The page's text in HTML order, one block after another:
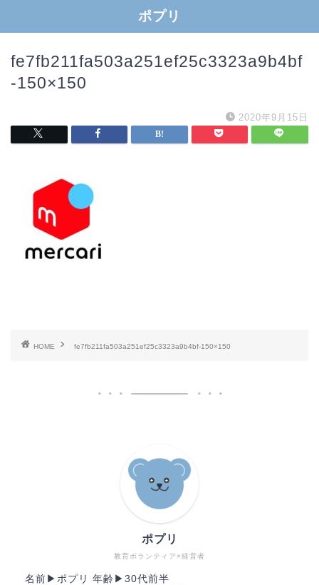
ポプリ
fe7fb211fa503a251ef25c3323a9b4bf
-150×150
2020年9月15日
HOME fe7fb211fa503a251ef25c3323a9b4bf-150×150
教育ボランティア×経営者
ポプリ
名前▶︎ポプリ 年齢▶︎30代前半